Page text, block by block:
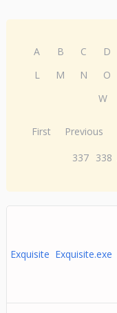
A B C D
L
M N O
W
First Previous
337 338
Exquisite Exquisite.exe